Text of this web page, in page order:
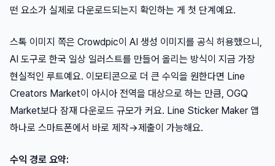
떤 요소가 실제로 다운로드되는지 확인하는 게 첫 단계예요.
스톡 이미지 쪽은 Crowdpic이 AI 생성 이미지를 공식 허용했으니,
AI 도구로 한국 일상 일러스트를 만들어 올리는 방식이 지금 가장
현실적인 루트예요. 이모티콘으로 더 큰 수익을 원한다면 Line
Creators Market이 아시아 전역을 대상으로 하는 만큼, OGQ
Market보다 잠재 다운로드 규모가 커요. Line Sticker Maker 앱
하나로 스마트폰에서 바로 제작→제출이 가능해요.
수익 경로 요약: